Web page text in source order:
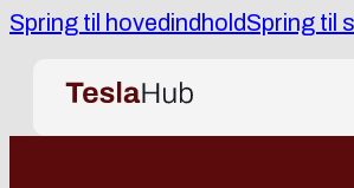
Spring til hovedindholdSpring til